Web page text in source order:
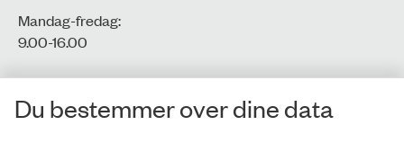
Mandag-fredag:
9.00-16.00​
CVR-nr.: 77806113
EAN-nr.: 5798000016002
Du bestemmer over dine data